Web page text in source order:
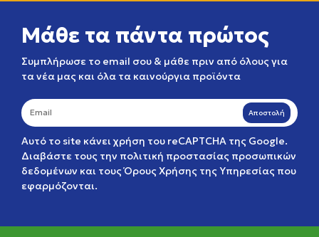
Μάθε τα πάντα πρώτος
Συμπλήρωσε το email σου & μάθε πριν από όλους για
τα νέα μας και όλα τα καινούργια προϊόντα
Αποστολή
Αυτό το site κάνει χρήση του reCAPTCHA της Google.
Διαβάστε τους την πολιτική προστασίας προσωπικών
δεδομένων και τουςΌρους Χρήσης της Υπηρεσίας που
εφαρμόζονται.